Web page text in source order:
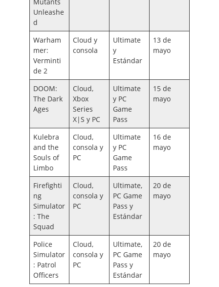
Unleashe
d
Warham
mer:
Verminti
de 2
Cloud y
consola
Ultimate
y
Estándar
13 de
mayo
DOOM:
The Dark
Ages
Cloud,
Xbox
Series
X|S y PC
Ultimate
y PC
Game
Pass
15 de
mayo
Kulebra
and the
Souls of
Limbo
Cloud,
consola y
PC
Ultimate
y PC
Game
Pass
16 de
mayo
Firefighti
ng
Simulator
: The
Squad
Cloud,
consola y
PC
Ultimate,
PC Game
Pass y
Estándar
20 de
mayo
Police
Simulator
: Patrol
Officers
Cloud,
consola y
PC
Ultimate,
PC Game
Pass y
Estándar
20 de
mayo